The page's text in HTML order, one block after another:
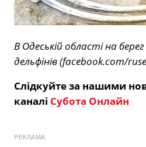
В Одеській області на
дельфінів (facebook.com/
Слідкуйте за нашими
каналі Субота Онлайн
РЕКЛАМА